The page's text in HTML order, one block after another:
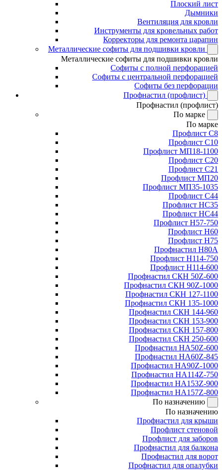
Плоский лист
Дымники
Вентиляция для кровли
Инструменты для кровельных работ
Корректоры для ремонта царапин
Металлические софиты для подшивки кровли
Металлические софиты для подшивки кровли
Софиты с полной перфорацией
Софиты с центральной перфорацией
Софиты без перфорации
Профнастил (профлист)
Профнастил (профлист)
По марке
По марке
Профлист С8
Профлист С10
Профлист МП18-1100
Профлист С20
Профлист С21
Профлист МП20
Профлист МП35-1035
Профлист С44
Профлист НС35
Профлист НС44
Профлист Н57-750
Профлист Н60
Профлист Н75
Профнастил Н80А
Профлист Н114-750
Профлист Н114-600
Профнастил СКН 50Z-600
Профнастил СКН 90Z-1000
Профнастил СКН 127-1100
Профнастил СКН 135-1000
Профнастил СКН 144-960
Профнастил СКН 153-900
Профнастил СКН 157-800
Профнастил СКН 250-600
Профнастил НА50Z-600
Профнастил НА60Z-845
Профнастил НА90Z-1000
Профнастил НА114Z-750
Профнастил НА153Z-900
Профнастил НА157Z-800
По назначению
По назначению
Профнастил для крыши
Профлист стеновой
Профлист для заборов
Профнастил для балкона
Профнастил для ворот
Профнастил для опалубки